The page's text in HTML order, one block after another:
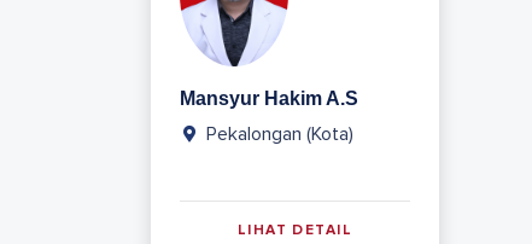
Mansyur Hakim A.S
Pekalongan (Kota)
LIHAT DETAIL